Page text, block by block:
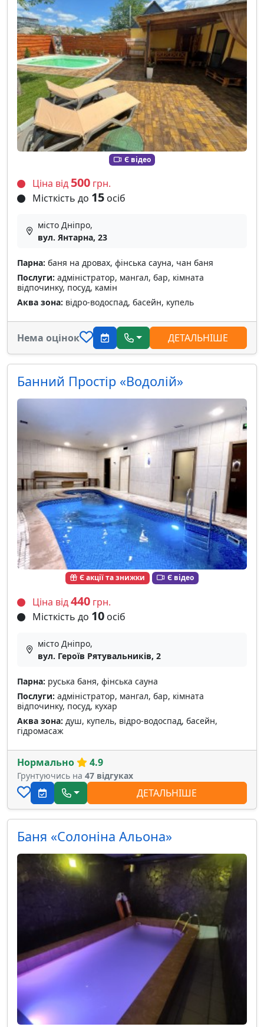
Є відео
Ціна від 500 грн.
Місткість до 15 осіб
місто Дніпро,
вул. Янтарна, 23
Парна: баня на дровах, фінська сауна, чан баня
Послуги: адміністратор, мангал, бар, кімната
відпочинку, посуд, камін
Аква зона: відро-водоспад, басейн, купель
Нема оцінок ДЕТАЛЬНІШЕ
Є акції та знижки Є відео
Банний Простір «Водолій»
Ціна від440 грн.
Місткість до 10 осіб
місто Дніпро,
вул. Героїв Рятувальників, 2
Парна: руська баня, фінська сауна
Послуги: адміністратор, мангал, бар, кімната
відпочинку, посуд, кухар
Аква зона: душ, купель, відро-водоспад, басейн,
гідромасаж
Нормально 4.9
Грунтуючись на 47 відгуках
ДЕТАЛЬНІШЕ
Баня «Солоніна Альона»